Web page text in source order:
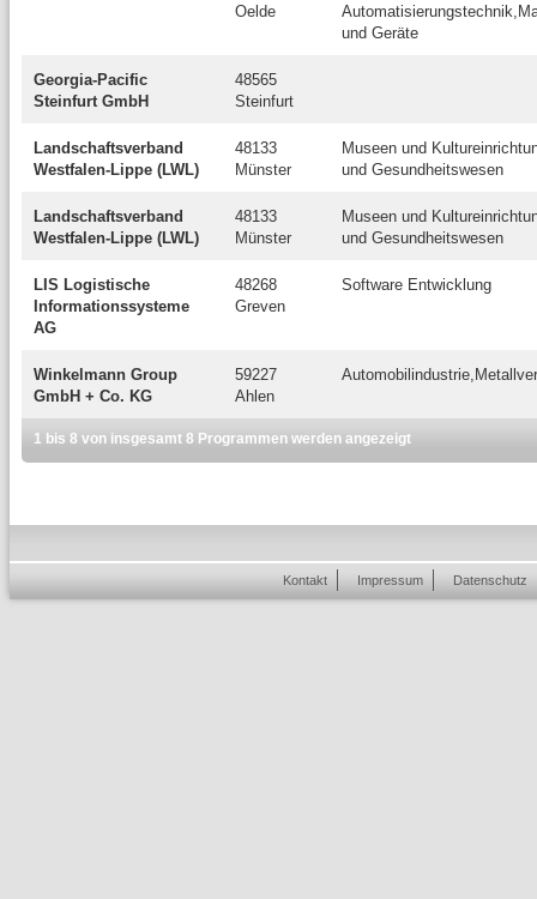
Oelde
und Geräte
Georgia-Pacific
Steinfurt GmbH
48565
Steinfurt
Landschaftsverband
Westfalen-Lippe (LWL)
48133
Münster
Museen und
und Gesundheitswesen
Landschaftsverband
Westfalen-Lippe (LWL)
48133
Münster
Museen und
und Gesundheitswesen
LIS Logistische
Informationssysteme
AG
48268
Greven
Software Entwicklung
Winkelmann Group
GmbH + Co. KG
59227
Ahlen
1 bis 8 von insgesamt 8 Programmen werden angezeigt
Kontakt Impressum Datenschutz